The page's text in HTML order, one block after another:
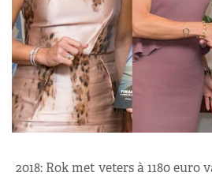
2018: Rok met veters à 1180